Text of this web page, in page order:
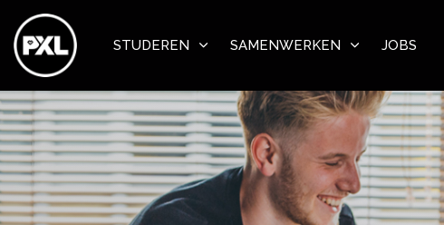
STUDEREN SAMENWERKEN JOBS